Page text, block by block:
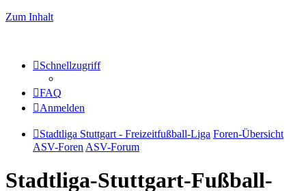
Zum Inhalt
Schnellzugriff
FAQ
Anmelden
Stadtliga Stuttgart - Freizeitfußball-Liga Foren-Übersicht
ASV-Foren ASV-Forum
Stadtliga-Stuttgart-Fußball-